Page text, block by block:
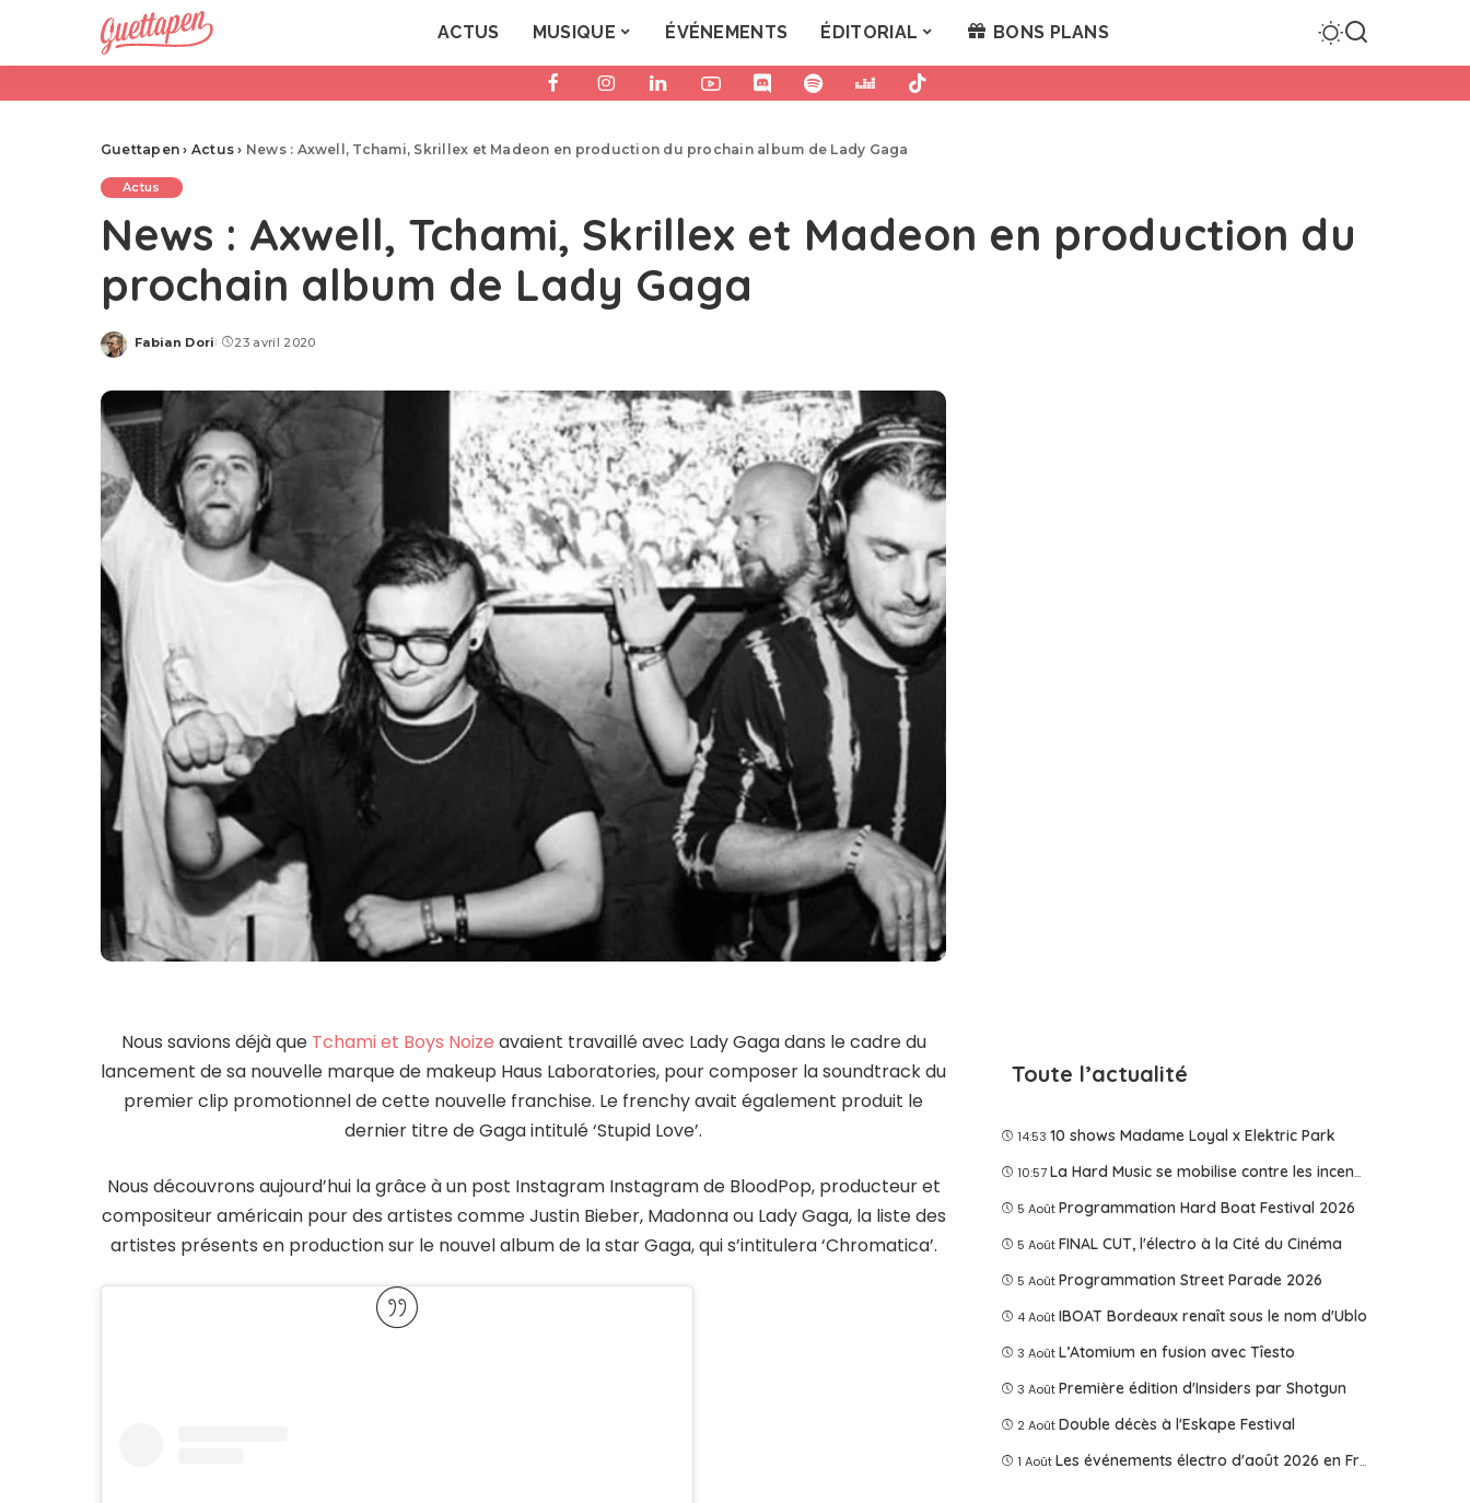
ACTUS MUSIQUE ÉVÉNEMENTS ÉDITORIAL BONS PLANS
Guettapen › Actus › News : Axwell, Tchami, Skrillex et Madeon en production du prochain album de Lady Gaga
Actus
News : Axwell, Tchami, Skrillex et Madeon en production du
prochain album de Lady Gaga
Posted
Fabian Dori 23 avril 2020
Nous savions déjà que Tchami et Boys Noize avaient travaillé avec Lady Gaga dans le cadre du
lancement de sa nouvelle marque de makeup Haus Laboratories, pour composer la soundtrack du
premier clip promotionnel de cette nouvelle franchise. Le frenchy avait également produit le
dernier titre de Gaga intitulé ‘Stupid Love’.
Nous découvrons aujourd’hui la grâce à un post Instagram Instagram de BloodPop, producteur et
compositeur américain pour des artistes comme Justin Bieber, Madonna ou Lady Gaga, la liste des
artistes présents en production sur le nouvel album de la star Gaga, qui s’intitulera ‘Chromatica’.
Toute l’actualité
14:53 10 shows Madame Loyal x Elektric Park
10:57 La Hard Music se mobilise contre les incendies
5 Août Programmation Hard Boat Festival 2026
5 Août FINAL CUT, l'électro à la Cité du Cinéma
5 Août Programmation Street Parade 2026
4 Août IBOAT Bordeaux renaît sous le nom d'Ublo
3 Août L’Atomium en fusion avec Tîesto
3 Août Première édition d'Insiders par Shotgun
2 Août Double décès à l'Eskape Festival
1 Août Les événements électro d'août 2026 en France